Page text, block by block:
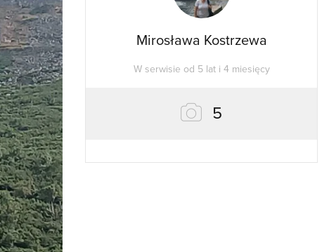
Mirosława Kostrzewa
W serwisie od 5 lat i 4 miesięcy
5